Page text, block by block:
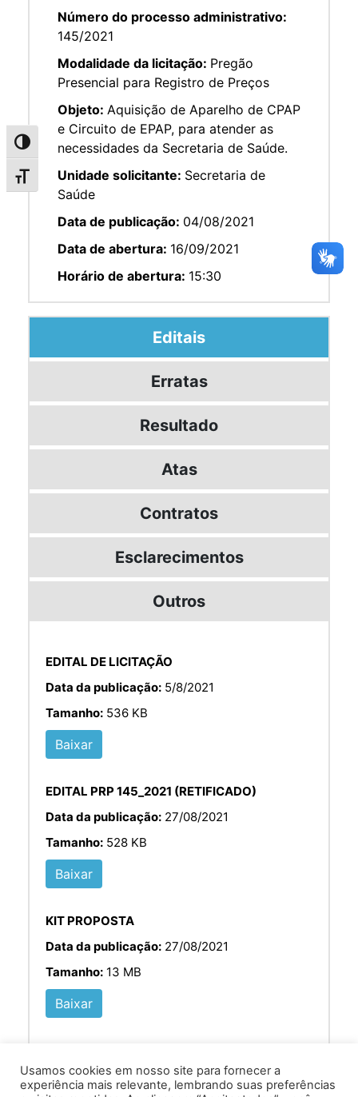
Alternar alto contraste
Alternar tamanho da fonte
Número do processo administrativo:
145/2021
Modalidade da licitação: Pregão
Presencial para Registro de Preços
Objeto: Aquisição de Aparelho de CPAP
e Circuito de EPAP, para atender as
necessidades da Secretaria de Saúde.
Unidade solicitante: Secretaria de
Saúde
Data de publicação: 04/08/2021
Data de abertura: 16/09/2021
Horário de abertura: 15:30
Editais
Erratas
Resultado
Atas
Contratos
Esclarecimentos
Outros
EDITAL DE LICITAÇÃO
Data da publicação: 5/8/2021
Tamanho: 536 KB
Baixar
EDITAL PRP 145_2021 (RETIFICADO)
Data da publicação: 27/08/2021
Tamanho: 528 KB
Baixar
KIT PROPOSTA
Data da publicação: 27/08/2021
Tamanho: 13 MB
Baixar
Usamos cookies em nosso site para fornecer a
experiência mais relevante, lembrando suas preferências